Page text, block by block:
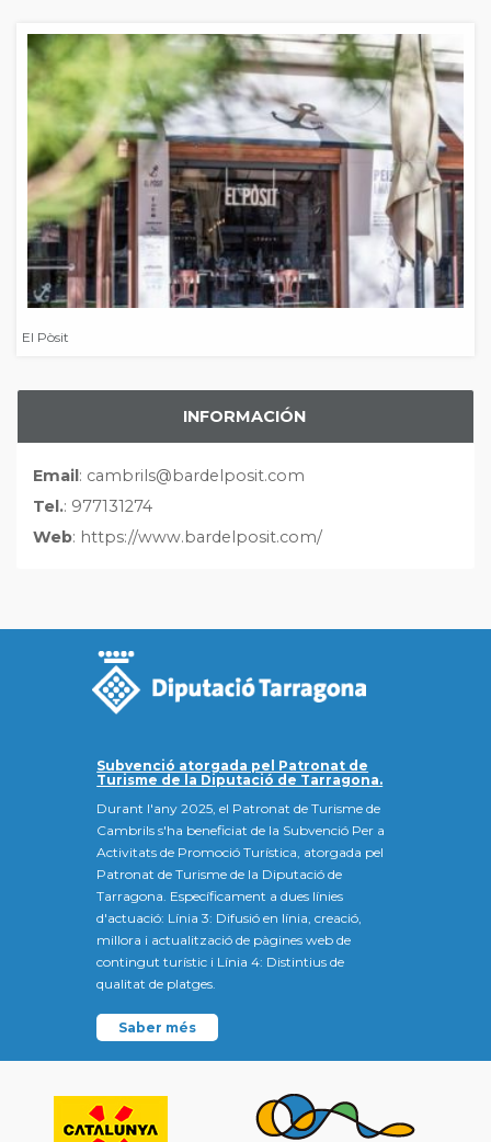
El Pòsit
INFORMACIÓN
Email: cambrils@bardelposit.com
Tel.: 977131274
Web: https://www.bardelposit.com/
Subvenció atorgada pel Patronat de
Turisme de la Diputació de Tarragona.
Durant l'any 2025, el Patronat de Turisme de
Cambrils s'ha beneficiat de la Subvenció Per a
Activitats de Promoció Turística, atorgada pel
Patronat de Turisme de la Diputació de
Tarragona. Específicament a dues línies
d'actuació: Línia 3: Difusió en línia, creació,
millora i actualització de pàgines web de
contingut turístic i Línia 4: Distintius de
qualitat de platges.
Saber més